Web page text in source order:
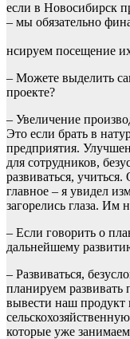
если в Новосибирск
– мы обязательно
нсируем посещение
– Можете выделить
проекте?
– Увеличение
Это если брать в
предприятия.
для сотрудников,
развиваться,
главное – я увидел
загорелись глаза. Им
– Если говорить о
дальнейшему
– Развиваться,
планируем развивать
вывести наш продукт
которые уже